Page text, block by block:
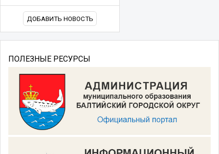
ДОБАВИТЬ НОВОСТЬ
ПОЛЕЗНЫЕ РЕСУРСЫ